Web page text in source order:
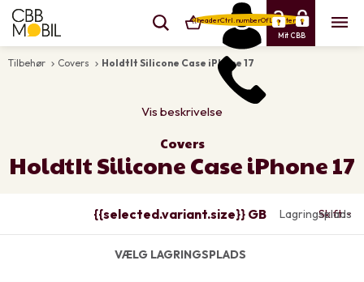
{{headerCtrl.numberOfLineItems}}
Mit CBB
Tilbehør keyboard_arrow_right Covers keyboard_arrow_right HoldtIt Silicone Case iPhone 17
Vis beskrivelse
Covers
HoldtIt Silicone Case iPhone 17
{{selected.variant.size}} GB Skift
Lagringsplads
VÆLG LAGRINGSPLADS